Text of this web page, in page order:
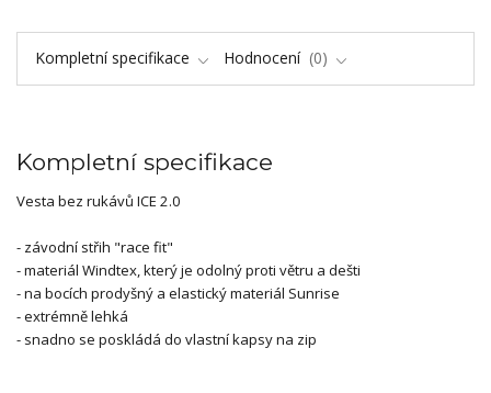
Kompletní specifikace Hodnocení 0
Kompletní specifikace
Vesta bez rukávů ICE 2.0
- závodní střih "race fit"
- materiál Windtex, který je odolný proti větru a dešti
- na bocích prodyšný a elastický materiál Sunrise
- extrémně lehká
- snadno se poskládá do vlastní kapsy na zip